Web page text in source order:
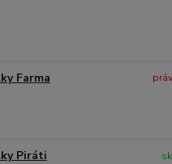
Farma
Piráti